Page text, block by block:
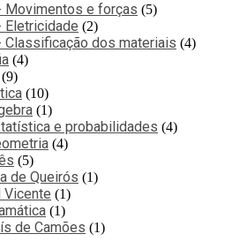
Movimentos e forças 5
Eletricidade 2
Classificação dos materiais 4
4
9
10
1
e probabilidades 4
4
5
de Queirós 1
Vicente 1
1
de Camões 1